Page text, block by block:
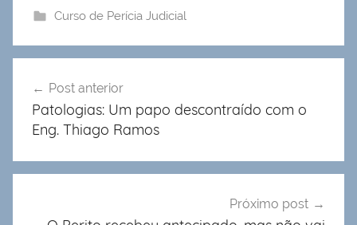
Curso de Perícia Judicial
de
Post
Post anterior
Patologias: Um papo descontraído com o
Eng. Thiago Ramos
Próximo post